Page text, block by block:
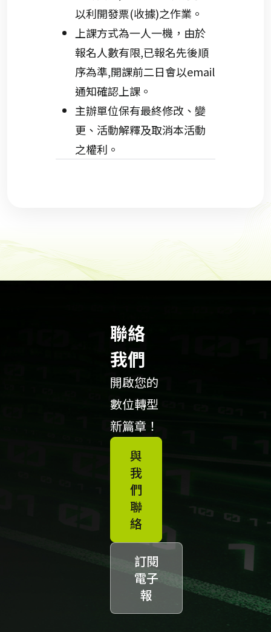
以利開發票(收據)之作業。
上課方式為一人一機，由於
報名人數有限,已報名先後順
序為準,開課前二日會以email
通知確認上課。
主辦單位保有最終修改、變
更、活動解釋及取消本活動
之權利。
聯絡
我們
開啟您的
數位轉型
新篇章！
與
我
們
聯
絡
訂閱
電子
報